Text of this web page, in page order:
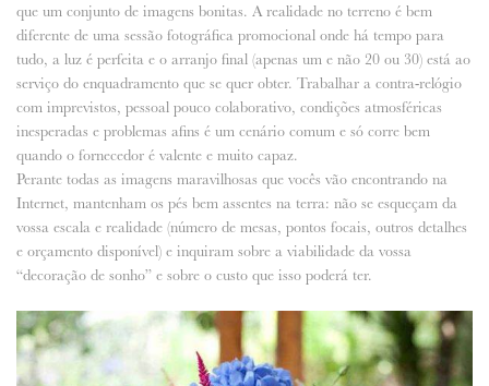
que um conjunto de imagens bonitas. A realidade no terreno é bem
diferente de uma sessão fotográfica promocional onde há tempo para
tudo, a luz é perfeita e o arranjo final (apenas um e não 20 ou 30) está ao
serviço do enquadramento que se quer obter. Trabalhar a contra-relógio
com imprevistos, pessoal pouco colaborativo, condições atmosféricas
inesperadas e problemas afins é um cenário comum e só corre bem
quando o fornecedor é valente e muito capaz.
Perante todas as imagens maravilhosas que vocês vão encontrando na
Internet, mantenham os pés bem assentes na terra: não se esqueçam da
vossa escala e realidade (número de mesas, pontos focais, outros detalhes
e orçamento disponível) e inquiram sobre a viabilidade da vossa
“decoração de sonho” e sobre o custo que isso poderá ter.